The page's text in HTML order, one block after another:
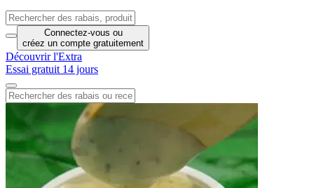
Connectez-vous ou
créez un compte gratuitement
Découvrir l'Extra
Essai gratuit 14 jours